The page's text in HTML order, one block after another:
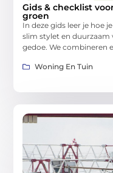
Gids & checklist
groen
In deze gids leer je hoe
slim stylet en
gedoe. We combineren
Woning En Tuin